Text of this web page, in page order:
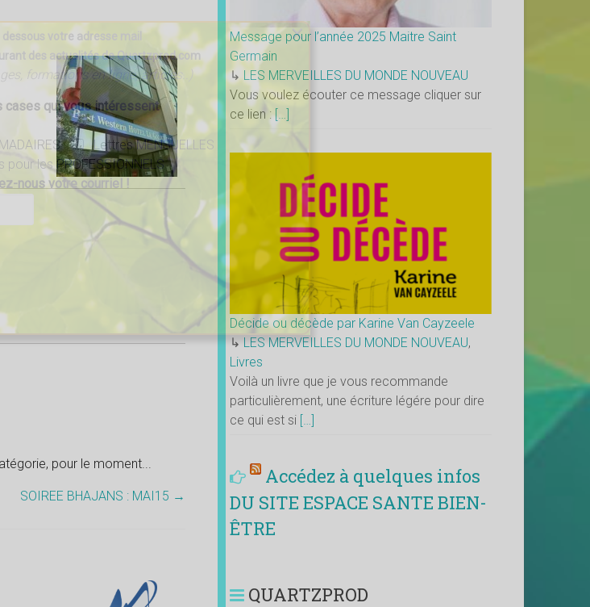
pour le moment...
SOIREE BHAJANS : MAI15 →
Message pour l’année 2025 Maitre Saint
Germain
↳ LES MERVEILLES DU MONDE NOUVEAU
Vous voulez écouter ce message cliquer sur
ce lien :[…]
Décide ou décède par Karine Van Cayzeele
↳LES MERVEILLES DU MONDE NOUVEAU,
Livres
Voilà un livre que je vous recommande
particulièrement, une écriture légére pour dire
ce qui est si […]
Accédez à quelques infos
DU SITE ESPACE SANTE BIEN-
ÊTRE
QUARTZPROD
dessous votre adresse mail
des actualités de Quartzprod.com
formations en ligne, articles..)
cases qui vous intéressent
Lettres MENSUELLES
pour les PROFESSIONNELS
nous votre courriel !
×